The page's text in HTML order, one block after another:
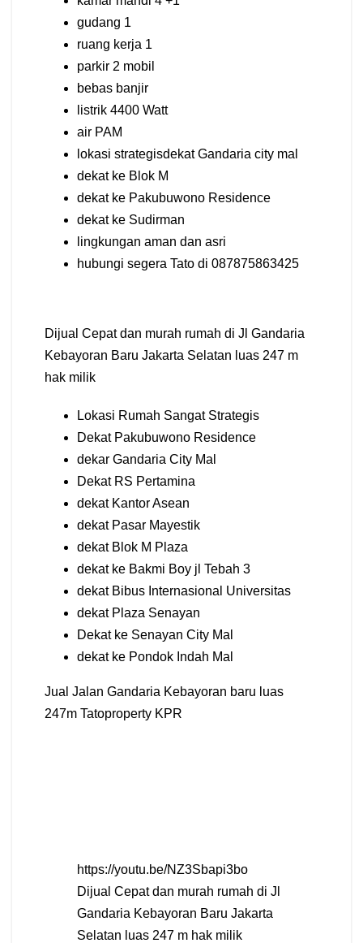
gudang 1
ruang kerja 1
parkir 2 mobil
bebas banjir
listrik 4400 Watt
air PAM
lokasi strategisdekat Gandaria city mal
dekat ke Blok M
dekat ke Pakubuwono Residence
dekat ke Sudirman
lingkungan aman dan asri
hubungi segera Tato di 087875863425
Dijual Cepat dan murah rumah di Jl Gandaria
Kebayoran Baru Jakarta Selatan luas 247 m
hak milik
Lokasi Rumah Sangat Strategis
Dekat Pakubuwono Residence
dekar Gandaria City Mal
Dekat RS Pertamina
dekat Kantor Asean
dekat Pasar Mayestik
dekat Blok M Plaza
dekat ke Bakmi Boy jl Tebah 3
dekat Bibus Internasional Universitas
dekat Plaza Senayan
Dekat ke Senayan City Mal
dekat ke Pondok Indah Mal
Jual Jalan Gandaria Kebayoran baru luas
247m Tatoproperty KPR
https://youtu.be/NZ3Sbapi3bo
Dijual Cepat dan murah rumah di Jl
Gandaria Kebayoran Baru Jakarta
Selatan luas 247 m hak milik